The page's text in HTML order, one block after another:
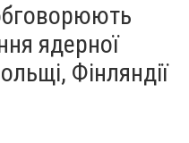
ядерної
Фінляндії